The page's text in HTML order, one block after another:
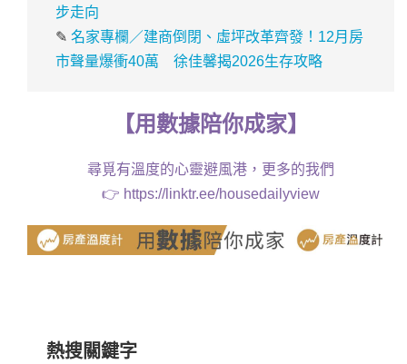
步走向
✎名家專欄／建商倒閉、虛坪改革齊發！12月房
市聲量爆衝40萬 徐佳馨揭2026生存攻略
【用數據陪你成家】
尋覓有溫度的心靈避風港，更多的我們
👉 https://linktr.ee/housedailyview
熱搜關鍵字